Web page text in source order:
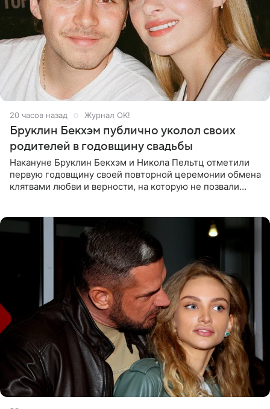
20 часов назад Журнал OK!
Бруклин Бекхэм публично уколол своих
родителей в годовщину свадьбы
Накануне Бруклин Бекхэм и Никола Пельтц отметили
первую годовщину своей повторной церемонии обмена
клятвами любви и верности, на которую не позвали